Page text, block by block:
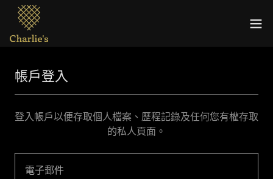
帳戶登入
登入帳戶以便存取個人檔案、歷程記錄及任何您有權存取
的私人頁面。